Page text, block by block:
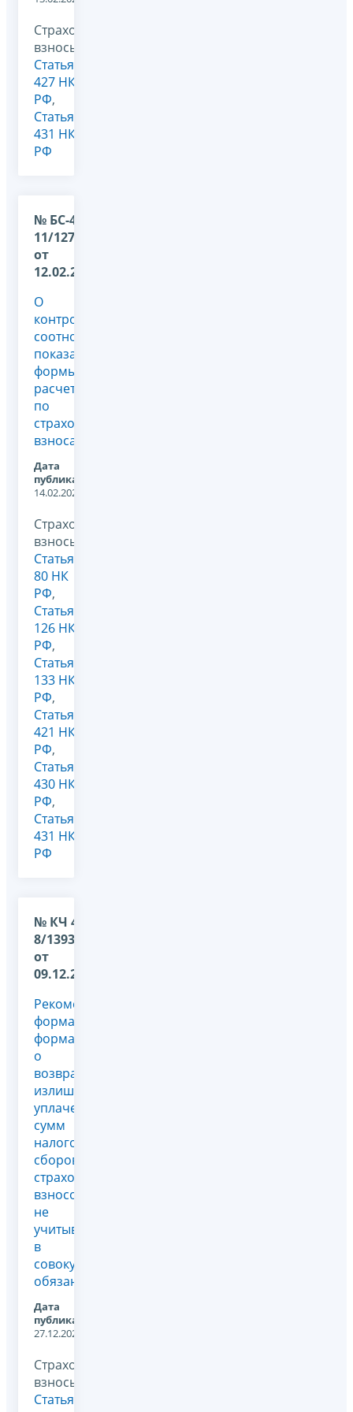
Страховые
взносы,
Статья
427 НК
РФ,
Статья
431 НК
РФ
№ БС-4-
11/1275@
от
12.02.2025
О
контрольных
соотношениях
показателей
формы
расчета
по
страховым
взносам
Дата
публикации:
14.02.2025
Страховые
взносы,
Статья
80 НК
РФ,
Статья
126 НК
РФ,
Статья
133 НК
РФ,
Статья
421 НК
РФ,
Статья
430 НК
РФ,
Статья
431 НК
РФ
№ КЧ 4
8/13931@
от
09.12.2024
Рекомендуемые
форма и
формат
о
возврате
излишне
уплаченных
сумм
налогов,
сборов,
страховых
взносов,
не
учитываемых
в
совокупной
обязанности
Дата
публикации:
27.12.2024
Страховые
взносы,
Статья